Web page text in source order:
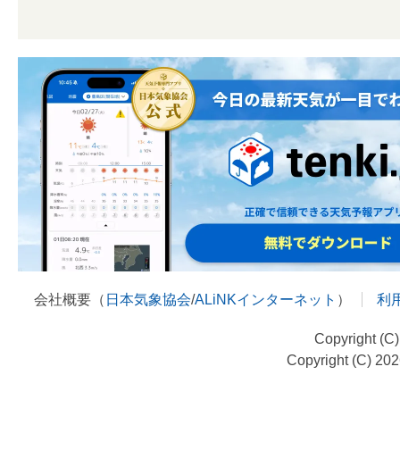
会社概要（ 日本気象協会/ALiNKインターネット ） 利
Copyright
Copyright (C)